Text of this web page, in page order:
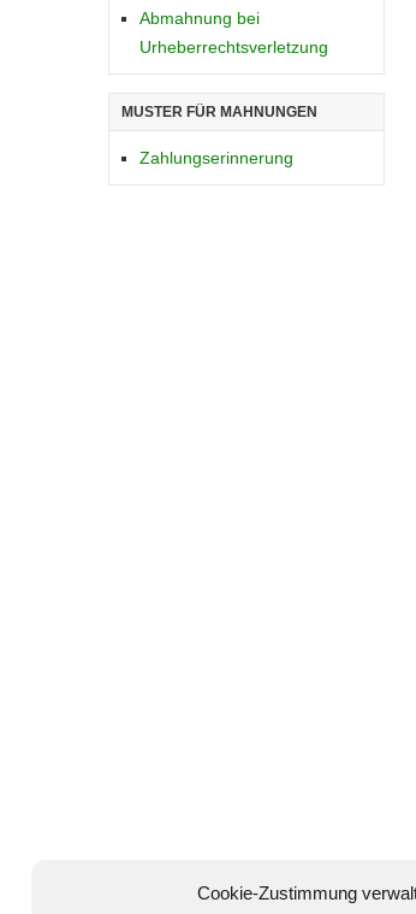
Cookie-Zustimmung
Abmahnung bei
Urheberrechtsverletzung
MUSTER FÜR MAHNUNGEN
Zahlungserinnerung